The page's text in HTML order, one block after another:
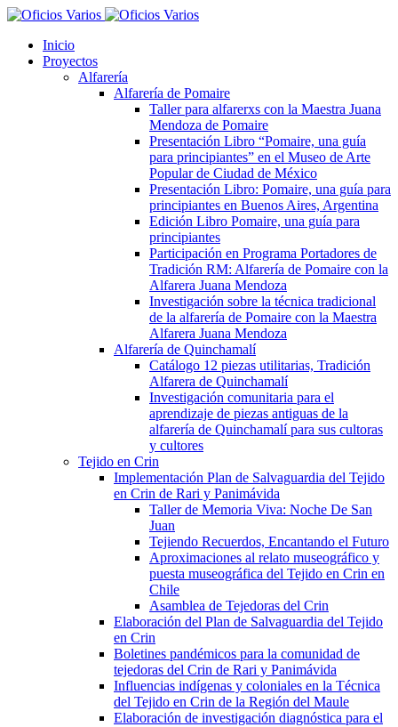
Inicio
Proyectos
Alfarería
Alfarería de Pomaire
Taller para alfarerxs con la Maestra Juana
Mendoza de Pomaire
Presentación Libro “Pomaire, una guía
para principiantes” en el Museo de Arte
Popular de Ciudad de México
Presentación Libro: Pomaire, una guía para
principiantes en Buenos Aires, Argentina
Edición Libro Pomaire, una guía para
principiantes
Participación en Programa Portadores de
Tradición RM: Alfarería de Pomaire con la
Alfarera Juana Mendoza
Investigación sobre la técnica tradicional
de la alfarería de Pomaire con la Maestra
Alfarera Juana Mendoza
Alfarería de Quinchamalí
Catálogo 12 piezas utilitarias, Tradición
Alfarera de Quinchamalí
Investigación comunitaria para el
aprendizaje de piezas antiguas de la
alfarería de Quinchamalí para sus cultoras
y cultores
Tejido en Crin
Implementación Plan de Salvaguardia del Tejido
en Crin de Rari y Panimávida
Taller de Memoria Viva: Noche De San
Juan
Tejiendo Recuerdos, Encantando el Futuro
Aproximaciones al relato museográfico y
puesta museográfica del Tejido en Crin en
Chile
Asamblea de Tejedoras del Crin
Elaboración del Plan de Salvaguardia del Tejido
en Crin
Boletines pandémicos para la comunidad de
tejedoras del Crin de Rari y Panimávida
Influencias indígenas y coloniales en la Técnica
del Tejido en Crin de la Región del Maule
Elaboración de investigación diagnóstica para el